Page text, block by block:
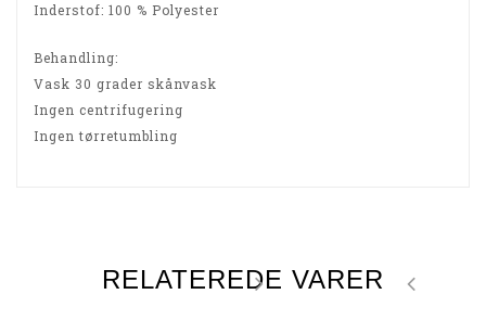
Inderstof: 100 % Polyester
Behandling:
Vask 30 grader skånvask
Ingen centrifugering
Ingen tørretumbling
RELATEREDE VARER